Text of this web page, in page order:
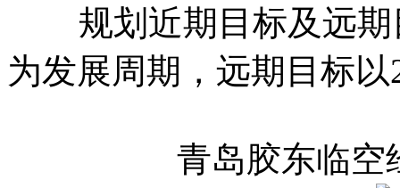
规划近期目标及远期
为发展周期，远期目标
青岛胶东临空